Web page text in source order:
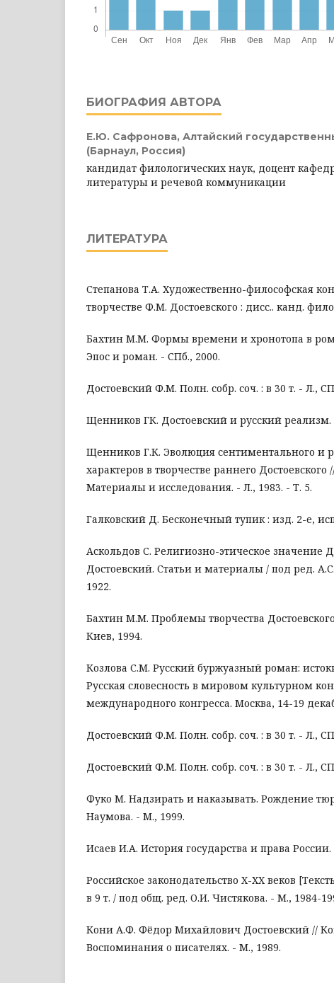
БИОГРАФИЯ АВТОРА
Е.Ю. Сафронова, Алтайский
(Барнаул, Россия)
кандидат филологических наук, доцент
литературы и речевой коммуникации
ЛИТЕРАТУРА
Степанова Т.А. Художественно-философская
творчестве Ф.М. Достоевского : дисс.. канд.
Бахтин М.М. Формы времени и хронотопа в
Эпос и роман. - СПб., 2000.
Достоевский Ф.М. Полн. собр. соч. : в 30 т. - Л.,
Щенников ГК. Достоевский и русский реализм.
Щенников Г.К. Эволюция сентиментального и
характеров в творчестве раннего Достоевского
Материалы и исследования. - Л., 1983. - Т. 5.
Галковский Д. Бесконечный тупик : изд. 2-е,
Аскольдов С. Религиозно-этическое значение
Достоевский. Статьи и материалы / под ред.
1922.
Бахтин М.М. Проблемы творчества
Киев, 1994.
Козлова С.М. Русский буржуазный роман:
Русская словесность в мировом культурном
международного конгресса. Москва, 14-19
Достоевский Ф.М. Полн. собр. соч. : в 30 т. - Л.,
Достоевский Ф.М. Полн. собр. соч. : в 30 т. - Л.,
Фуко М. Надзирать и наказывать. Рождение
Наумова. - М., 1999.
Исаев И.А. История государства и права
Российское законодательство X-XX веков
в 9 т. / под общ. ред. О.И. Чистякова. - М., 1984-
Кони А.Ф. Фёдор Михайлович Достоевский //
Воспоминания о писателях. - М., 1989.